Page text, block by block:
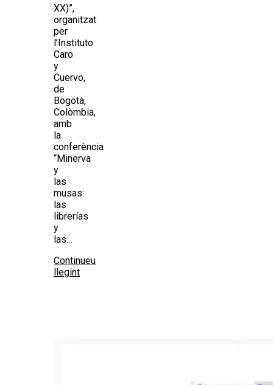
XX)”,
organitzat
per
l’Instituto
Caro
y
Cuervo,
de
Bogotà,
Colòmbia,
amb
la
conferència
“Minerva
y
las
musas:
las
librerías
y
las…
Continueu
llegint